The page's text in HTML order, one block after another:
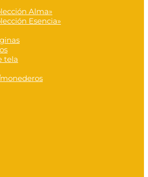
Alma»
Esencia»
tela